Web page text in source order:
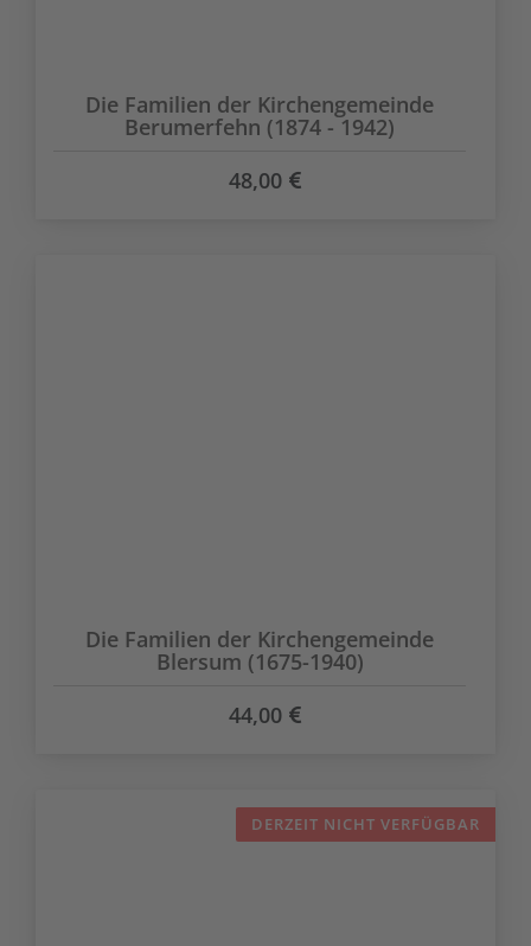
Die Familien der Kirchengemeinde
Berumerfehn (1874 - 1942)
48,00
Die Familien der Kirchengemeinde
Blersum (1675-1940)
44,00
DERZEIT NICHT VERFÜGBAR